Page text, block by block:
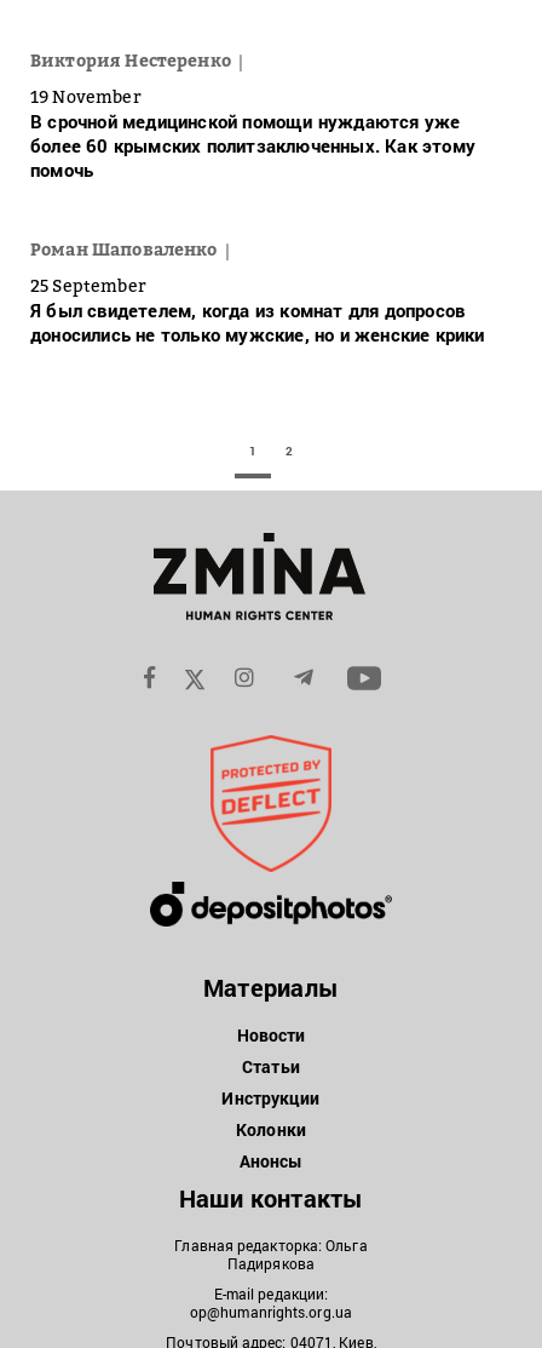
Виктория Нестеренко
19 November
В срочной медицинской помощи нуждаются уже
более 60 крымских политзаключенных. Как этому
помочь
Роман Шаповаленко
25 September
Я был свидетелем, когда из комнат для допросов
доносились не только мужские, но и женские крики
1 2
Материалы
Новости
Статьи
Инструкции
Колонки
Анонсы
Наши контакты
Главная редакторка: Ольга
Падирякова
E-mail редакции:
op@humanrights.org.ua
Почтовый адрес: 04071, Киев,